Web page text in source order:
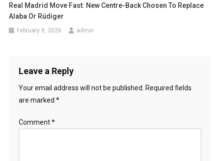
Real Madrid Move Fast: New Centre-Back Chosen To Replace
Alaba Or Rüdiger
February 9, 2026 admin
Leave a Reply
Your email address will not be published. Required fields
are marked *
Comment*